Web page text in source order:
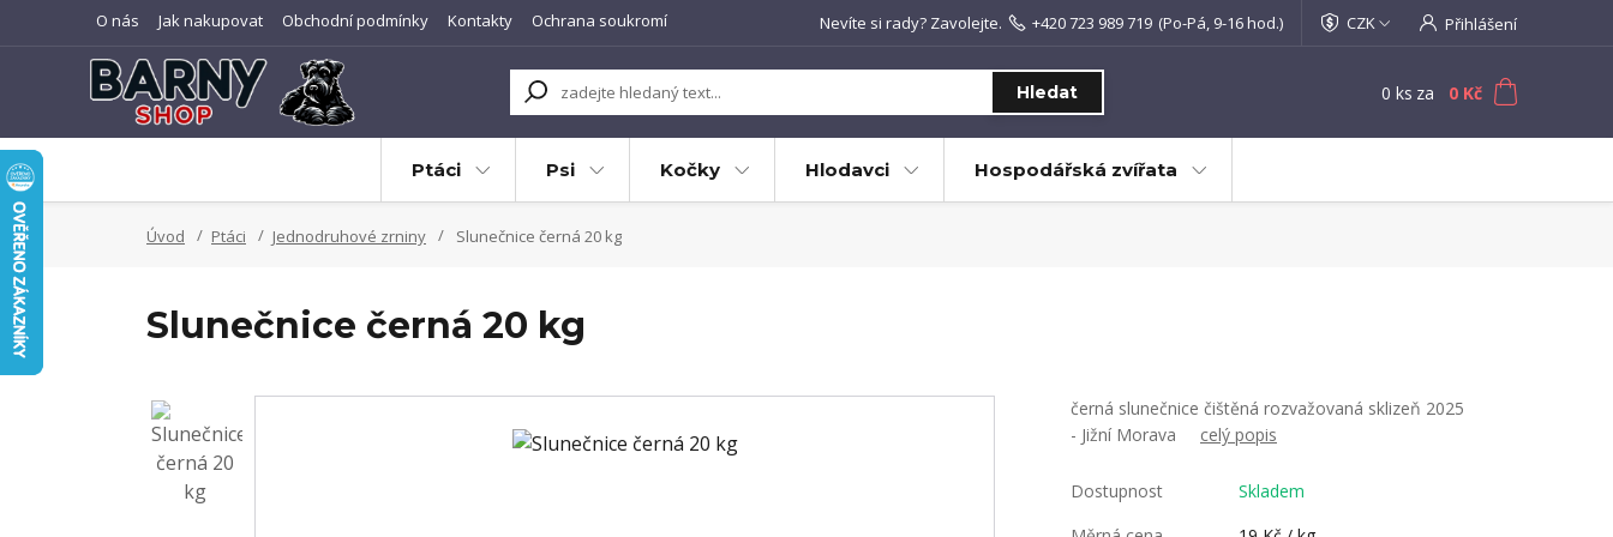
O nás Jak nakupovat Obchodní podmínky Kontakty Ochrana soukromí CZK Přihlášení
Hledat
Nevíte si rady? Zavolejte. +420 723 989 719 (Po-Pá, 9-16 hod.)
0 ks za 0 Kč
Ptáci Psi Kočky Hlodavci Hospodářská zvířata
Úvod Ptáci Jednodruhové zrniny Slunečnice černá 20 kg
Slunečnice černá 20 kg
černá slunečnice čištěná rozvažovaná sklizeň 2025
- Jižní Morava celý popis
Dostupnost
Skladem